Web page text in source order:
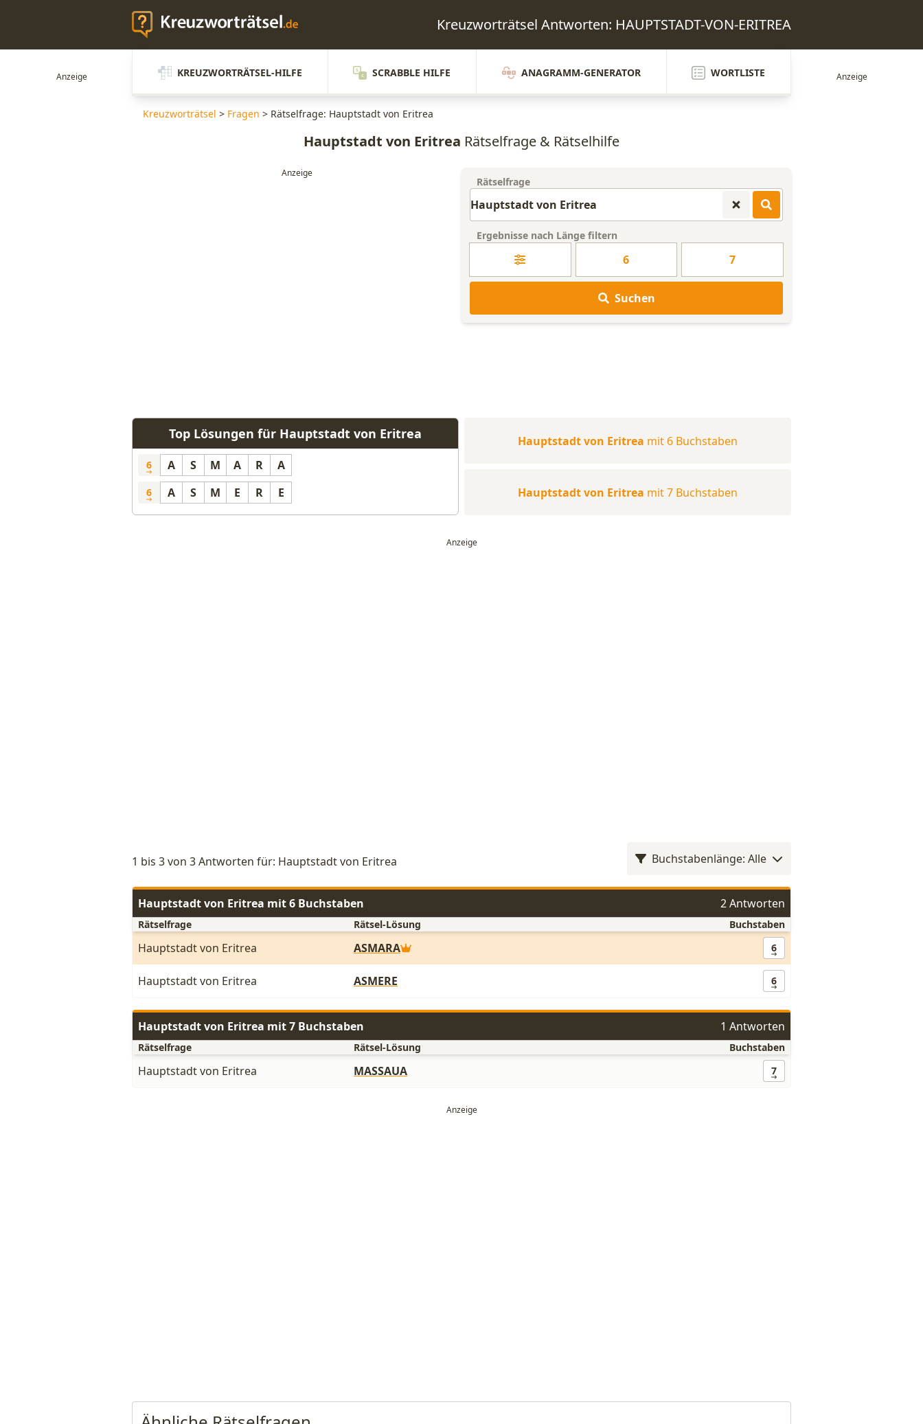
Kreuzworträtsel Antworten: HAUPTSTADT-VON-ERITREA
KREUZWORTRÄTSEL-HILFE SCRABBLE HILFE ANAGRAMM-GENERATOR WORTLISTE
Kreuzworträtsel > Fragen > Rätselfrage: Hauptstadt von Eritrea
Hauptstadt von Eritrea Rätselfrage & Rätselhilfe
Rätselfrage
Ergebnisse nach Länge filtern
6 7
Suchen
Top Lösungen für Hauptstadt von Eritrea
6 A S M A R A
6 A S M E R E
Hauptstadt von Eritrea mit 6 Buchstaben
Hauptstadt von Eritrea mit 7 Buchstaben
1 bis 3 von 3 Antworten für: Hauptstadt von Eritrea Buchstabenlänge: Alle
Hauptstadt von Eritrea mit 6 Buchstaben 2 Antworten
Rätselfrage Rätsel-Lösung Buchstaben
Hauptstadt von Eritrea ASMARA 6
Hauptstadt von Eritrea ASMERE 6
Hauptstadt von Eritrea mit 7 Buchstaben 1 Antworten
Rätselfrage Rätsel-Lösung Buchstaben
Hauptstadt von Eritrea MASSAUA 7